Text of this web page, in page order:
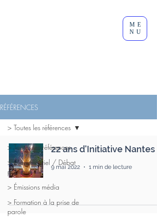
ME
NU
RÉFÉRENCES
> Toutes les références
> Événementiel / Débat
public
> Émissions média
> Formation à la prise de
parole
> Toutes les références
22 ans d'Initiative Nantes
9 mai 2022 1 min de lecture